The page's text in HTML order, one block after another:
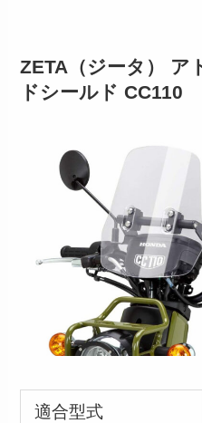
ZETA（ジータ） ア
ドシールド CC110
適合型式